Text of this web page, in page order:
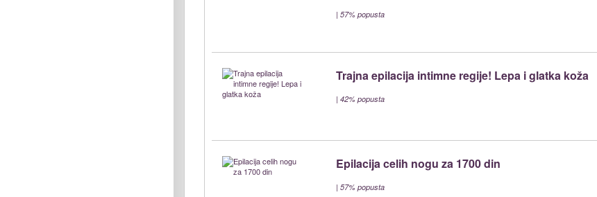
| 57% popusta
Trajna epilacija intimne regije! Lepa i glatka koža
| 42% popusta
Epilacija celih nogu za 1700 din
| 57% popusta